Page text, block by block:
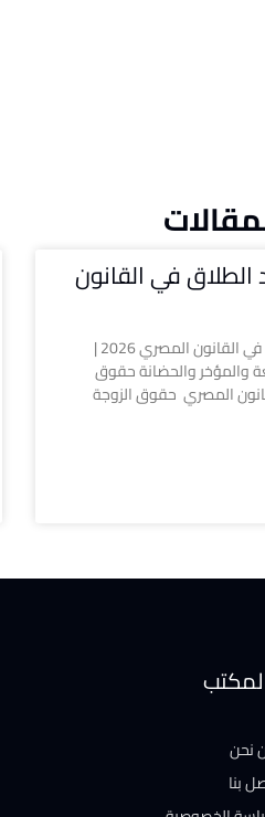
في القانون
حقوق الزوجة بعد الطلاق في القانون المصري 2026 |
والمؤخر والحضانة حقوق
المصري حقوق الزوجة
نحن
بنا